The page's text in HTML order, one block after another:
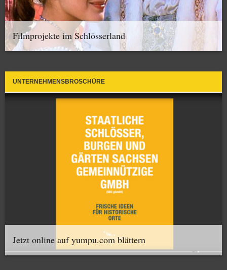
Filmprojekte im Schlösserland
UNTERNEHMENSBROSCHÜRE
Jetzt online auf yumpu.com blättern